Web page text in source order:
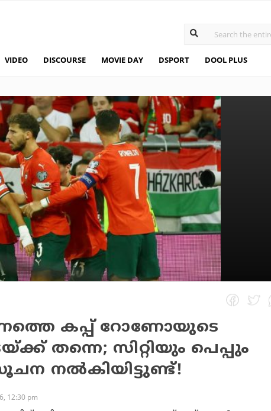
VIDEO DISCOURSE MOVIE DAY DSPORT DOOL PLUS
കപ്പ് റോണോയുടെ
തന്നെ; സിറ്റിയും പെപ്പും
നല്‍കിയിട്ടുണ്ട്!
12:30 pm